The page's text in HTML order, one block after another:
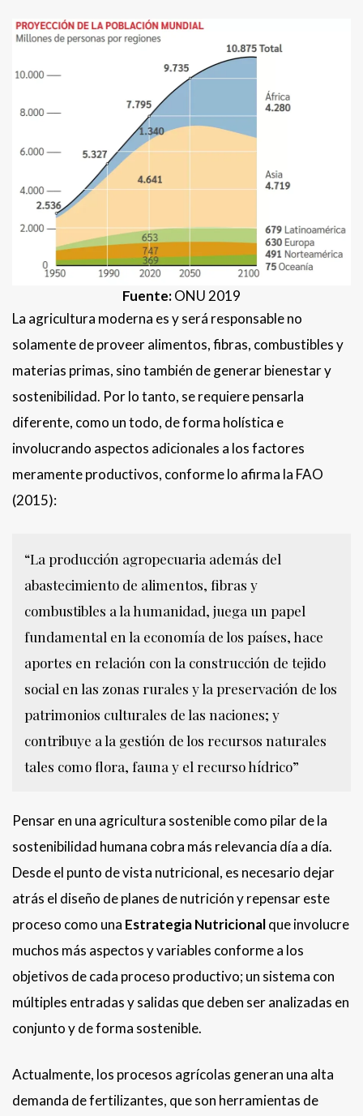
Fuente:ONU 2019
La agricultura moderna es y será responsable no
solamente de proveer alimentos, fibras, combustibles y
materias primas, sino también de generar bienestar y
sostenibilidad. Por lo tanto, se requiere pensarla
diferente, como un todo, de forma holística e
involucrando aspectos adicionales a los factores
meramente productivos, conforme lo afirma la FAO
(2015):
“La producción agropecuaria además del
abastecimiento de alimentos, fibras y
combustibles a la humanidad, juega un papel
fundamental en la economía de los países, hace
aportes en relación con la construcción de tejido
social en las zonas rurales y la preservación de los
patrimonios culturales de las naciones; y
contribuye a la gestión de los recursos naturales
tales como flora, fauna y el recurso hídrico”
Pensar en una agricultura sostenible como pilar de la
sostenibilidad humana cobra más relevancia día a día.
Desde el punto de vista nutricional, es necesario dejar
atrás el diseño de planes de nutrición y repensar este
proceso como una Estrategia Nutricionalque involucre
muchos más aspectos y variables conforme a los
objetivos de cada proceso productivo; un sistema con
múltiples entradas y salidas que deben ser analizadas en
conjunto y de forma sostenible.
Actualmente, los procesos agrícolas generan una alta
demanda de fertilizantes, que son herramientas de